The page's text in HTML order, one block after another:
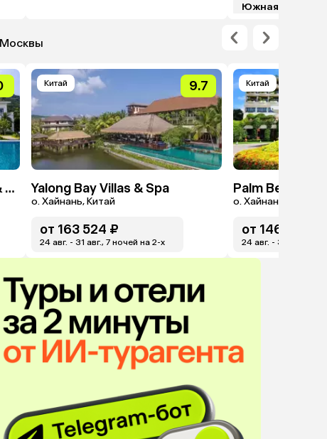
Южная Корея
Nha Trang Marriott Resort & Spa, Hon Tre Island
Китай 9.7
Yalong Bay Villas & Spa
о. Хайнань, Китай
от 163 524 ₽
24 авг. - 31 авг., 7 ночей на 2-x
Китай
Palm Beach
о. Хайнань, Китай
от 146 226 ₽
24 авг. - 31 авг., 7